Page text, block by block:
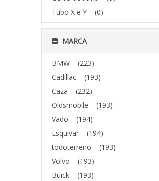
Tubo X e Y
(0)
MARCA
BMW
(223)
Cadillac
(193)
Caza
(232)
Oldsmobile
(193)
Vado
(194)
Esquivar
(194)
todoterreno
(193)
Volvo
(193)
Buick
(193)